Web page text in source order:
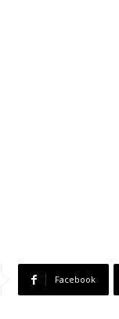
Facebook